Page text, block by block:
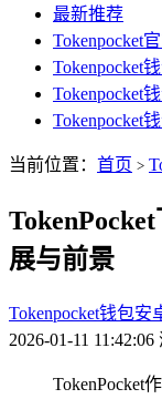
最新推荐
Tokenpocket
Tokenpocket
Tokenpocket
Tokenpocket
当前位置： 首页 >
展与前景
Tokenpocket钱包安
2026-01-11 11:42:06
TokenPocket